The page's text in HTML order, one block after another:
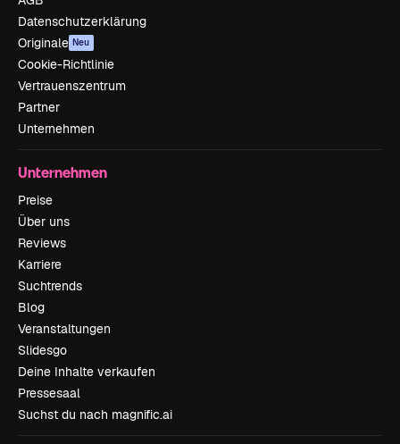
Datenschutzerklärung
Originale Neu
Cookie-Richtlinie
Vertrauenszentrum
Partner
Unternehmen
Unternehmen
Preise
Über uns
Reviews
Karriere
Suchtrends
Blog
Veranstaltungen
Slidesgo
Deine Inhalte verkaufen
Pressesaal
Suchst du nach magnific.ai